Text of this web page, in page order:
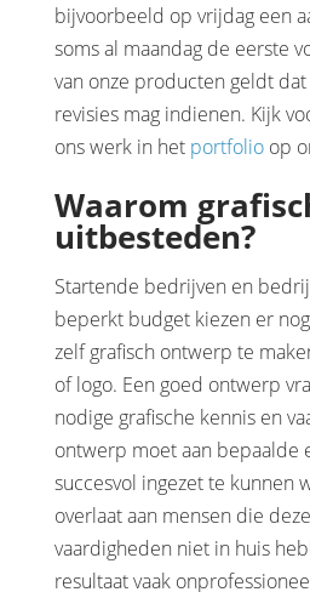
bijvoorbeeld op vrijdag een
soms al maandag de eerste
van onze producten geldt
revisies mag indienen. Kijk
ons werk in het portfolioop
Waarom
uitbesteden?
Startende bedrijven en
beperkt budget kiezen er
zelf grafisch ontwerp te
of logo. Een goed ontwerp
nodige grafische kennis en
ontwerp moet aan bepaalde
succesvol ingezet te kunnen
overlaat aan mensen die
vaardigheden niet in huis
resultaat vaak